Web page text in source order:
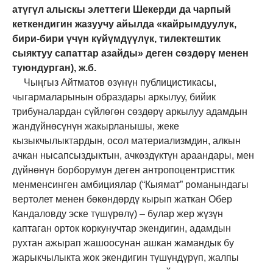
атүгүл алыскы элеттеги Шекерди да чарпый
кеткендигин жазуучу айылда «кайрымдуулук,
бири-бири үчүн күйүмдүүлүк, тилектештик
сыяктуу сапаттар азайды» деген сөздөрү менен
туюндурган), ж.б.
Чыңгыз Айтматов өзүнүн публицистикасы,
чыгармаларынын образдары аркылуу, бийик
трибуналардан сүйлөгөн сөздөрү аркылуу адамдын
жандүйнөсүнүн жакырланышы, жеке
кызыкчылыктардын, осол материализмдин, алкын
ачкан нысапсыздыктын, ачкөздүктүн араандары, мен
дүйнөнүн борборумун деген антропоцентристтик
менменсинген амбициялар (“Кыямат” романындагы
вертолет менен бөкөндөрдү кырып жаткан Обер
Кандаловду эске түшүрөлү) – булар жер жүзүн
каптаган орток коркунучтар экендигин, адамдын
рухтан ажырап жашоосунан ашкан жамандык бу
жарыкчылыкта жок экендигин түшүндүрүп, жалпы